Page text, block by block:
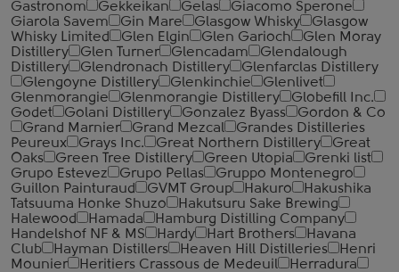
Gastronom
Gekkeikan Gelas
Giacomo Sperone
Giarola Savem
Gin Mare Glasgow Whisky
Glasgow
Whisky Limited
Glen Elgin Glen Garioch
Glen Moray
Distillery
Glen Turner Glencadam
Glendalough
Distillery
Glendronach Distillery
Glenfarclas Distillery
Glengoyne Distillery
Glenkinchie
Glenlivet
Glenmorangie
Glenmorangie Distillery
Globefill Inc.
Godet
Golani Distillery Gonzalez Byass
Gordon & Co
Grand Marnier
Grand Mezcal
Grandes Distilleries
Peureux
Grays Inc. Great Northern Distillery
Great
Oaks
Green Tree Distillery Green Utopia
Grenki list
Grupo Estevez
Grupo Pellas
Gruppo Montenegro
Guillon Painturaud
GVMT Group Hakuro
Hakushika
Tatsuuma Honke Shuzo
Hakutsuru Sake Brewing
Halewood
Hamada
Hamburg Distilling Company
Handelshof NF & MS
Hardy Hart Brothers
Havana
Club
Hayman Distillers Heaven Hill Distilleries
Henri
Mounier
Heritiers Crassous de Medeuil
Herradura